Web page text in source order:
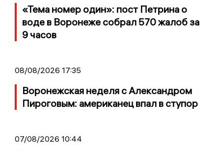
«Тема номер один»: пост Петрина о
воде в Воронеже собрал 570 жалоб за
9 часов
08/08/2026 17:35
Воронежская неделя с Александром
Пироговым: американец впал в ступор
07/08/2026 10:44